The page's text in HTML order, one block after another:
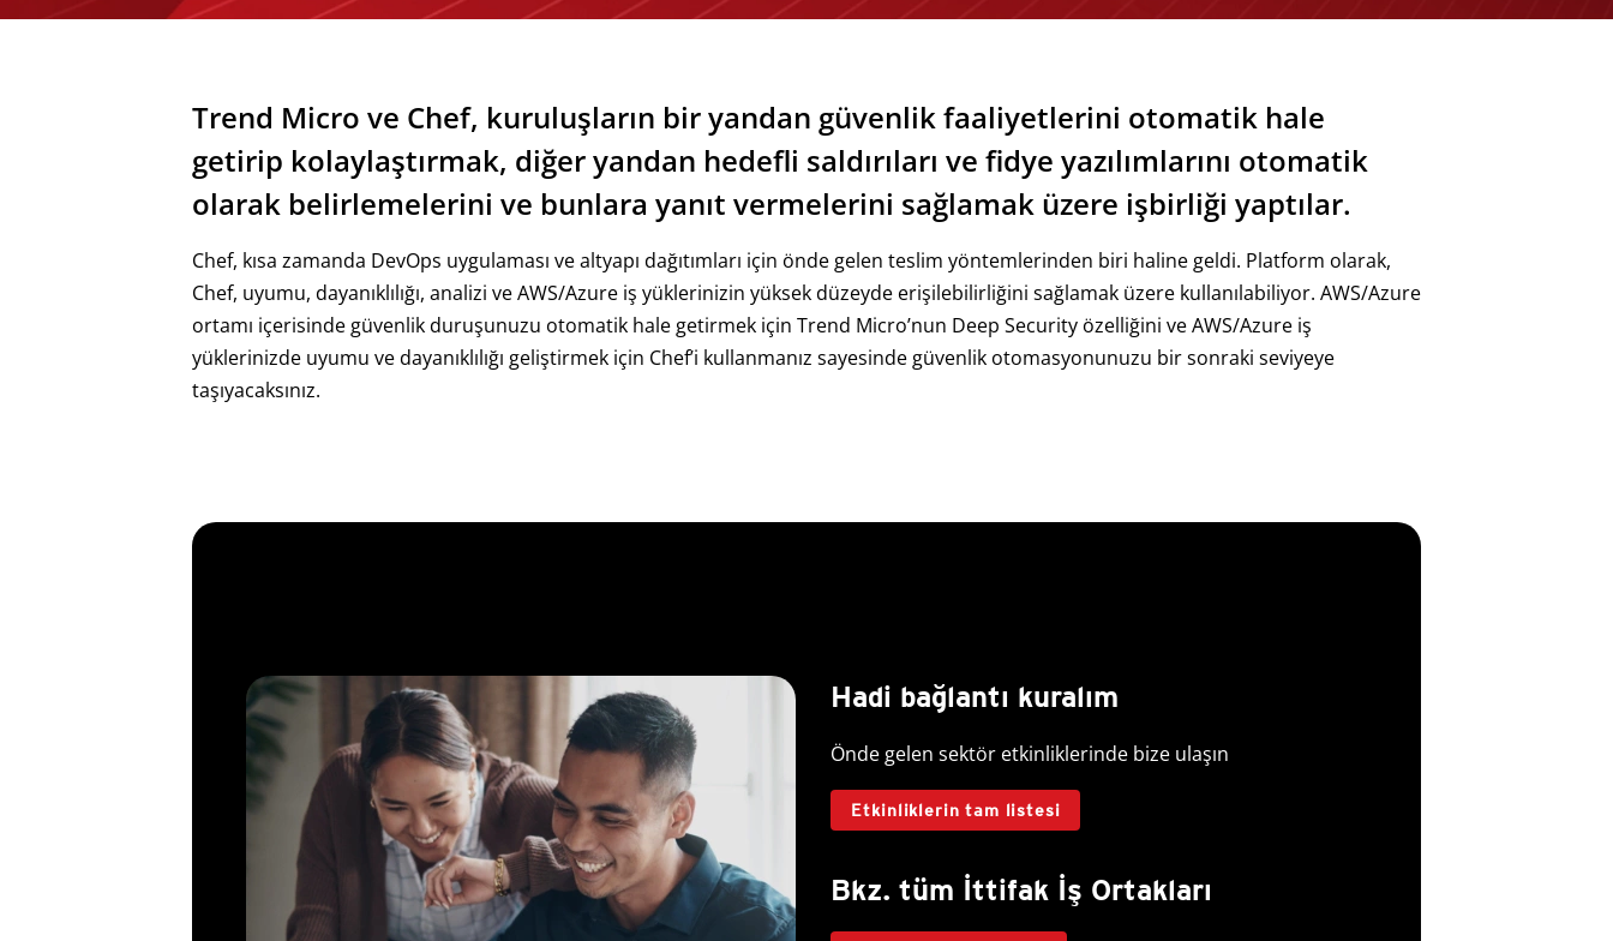
Trend Micro ve Chef, kuruluşların bir yandan güvenlik faaliyetlerini otomatik hale
getirip kolaylaştırmak, diğer yandan hedefli saldırıları ve fidye yazılımlarını otomatik
olarak belirlemelerini ve bunlara yanıt vermelerini sağlamak üzere işbirliği yaptılar.
Chef, kısa zamanda DevOps uygulaması ve altyapı dağıtımları için önde gelen teslim yöntemlerinden biri haline geldi. Platform olarak,
Chef, uyumu, dayanıklılığı, analizi ve AWS/Azure iş yüklerinizin yüksek düzeyde erişilebilirliğini sağlamak üzere kullanılabiliyor. AWS/Azure
ortamı içerisinde güvenlik duruşunuzu otomatik hale getirmek için Trend Micro’nun Deep Security özelliğini ve AWS/Azure iş
yüklerinizde uyumu ve dayanıklılığı geliştirmek için Chef’i kullanmanız sayesinde güvenlik otomasyonunuzu bir sonraki seviyeye
taşıyacaksınız.
Hadi bağlantı kuralım
Önde gelen sektör etkinliklerinde bize ulaşın
Etkinliklerin tam listesi
Bkz. tüm İttifak İş Ortakları